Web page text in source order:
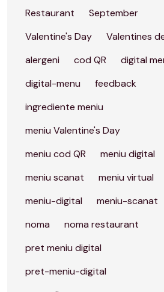
Restaurant
September
Valentine's Day
Valentines
alergeni
cod QR
digital
digital-menu
feedback
ingrediente meniu
meniu Valentine's Day
meniu cod QR
meniu digital
meniu scanat
meniu virtual
meniu-digital
meniu-scanat
noma
noma restaurant
pret meniu digital
pret-meniu-digital